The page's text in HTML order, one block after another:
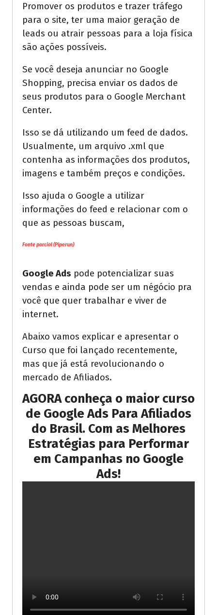
Promover os produtos e trazer tráfego
para o site, ter uma maior geração de
leads ou atrair pessoas para a loja física
são ações possíveis.
Se você deseja anunciar no Google
Shopping, precisa enviar os dados de
seus produtos para o Google Merchant
Center.
Isso se dá utilizando um feed de dados.
Usualmente, um arquivo .xml que
contenha as informações dos produtos,
imagens e também preços e condições.
Isso ajuda o Google a utilizar
informações do feed e relacionar com o
que as pessoas buscam,
Fonte parcial (Piperun)
Google Ads pode potencializar suas
vendas e ainda pode ser um négócio pra
você que quer trabalhar e viver de
internet.
Abaixo vamos explicar e apresentar o
Curso que foi lançado recentemente,
mas que já está revolucionando o
mercado de Afiliados.
AGORA conheça o maior curso
de Google Ads Para Afiliados
do Brasil. Com as Melhores
Estratégias para Performar
em Campanhas no Google
Ads!